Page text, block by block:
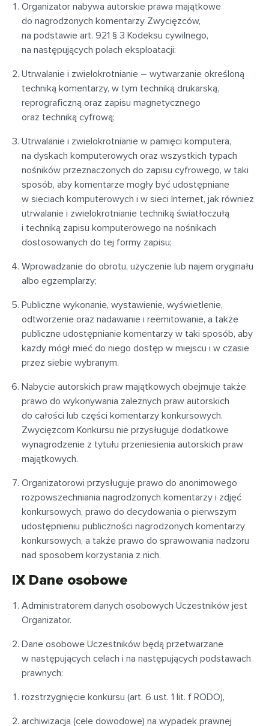
Organizator nabywa autorskie prawa majątkowe
do nagrodzonych komentarzy Zwycięzców,
na podstawie art. 921 § 3 Kodeksu cywilnego,
na następujących polach eksploatacji:
Utrwalanie i zwielokrotnianie – wytwarzanie określoną
techniką komentarzy, w tym techniką drukarską,
reprograficzną oraz zapisu magnetycznego
oraz techniką cyfrową;
Utrwalanie i zwielokrotnianie w pamięci komputera,
na dyskach komputerowych oraz wszystkich typach
nośników przeznaczonych do zapisu cyfrowego, w taki
sposób, aby komentarze mogły być udostępniane
w sieciach komputerowych i w sieci Internet, jak również
utrwalanie i zwielokrotnianie techniką światłoczułą
i techniką zapisu komputerowego na nośnikach
dostosowanych do tej formy zapisu;
Wprowadzanie do obrotu, użyczenie lub najem oryginału
albo egzemplarzy;
Publiczne wykonanie, wystawienie, wyświetlenie,
odtworzenie oraz nadawanie i reemitowanie, a także
publiczne udostępnianie komentarzy w taki sposób, aby
każdy mógł mieć do niego dostęp w miejscu i w czasie
przez siebie wybranym.
Nabycie autorskich praw majątkowych obejmuje także
prawo do wykonywania zależnych praw autorskich
do całości lub części komentarzy konkursowych.
Zwycięzcom Konkursu nie przysługuje dodatkowe
wynagrodzenie z tytułu przeniesienia autorskich praw
majątkowych.
Organizatorowi przysługuje prawo do anonimowego
rozpowszechniania nagrodzonych komentarzy i zdjęć
konkursowych, prawo do decydowania o pierwszym
udostępnieniu publiczności nagrodzonych komentarzy
konkursowych, a także prawo do sprawowania nadzoru
nad sposobem korzystania z nich.
IX Dane osobowe
Administratorem danych osobowych Uczestników jest
Organizator.
Dane osobowe Uczestników będą przetwarzane
w następujących celach i na następujących podstawach
prawnych:
rozstrzygnięcie konkursu (art. 6 ust. 1 lit. f RODO),
archiwizacja (cele dowodowe) na wypadek prawnej